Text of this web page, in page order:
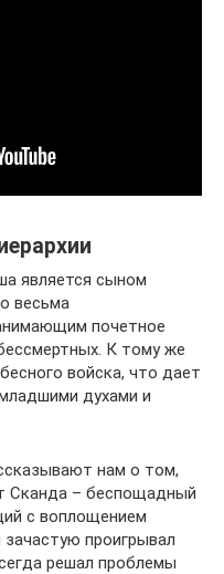
является сыном
весьма
почетное
К тому же
войска, что дает
духами и
нам о том,
Сканда – беспощадный
с воплощением
проигрывал
решал проблемы